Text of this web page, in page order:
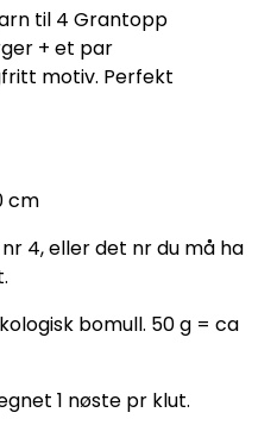
til 4 Grantopp
+ et par
motiv. Perfekt
cm
4, eller det nr du må ha
bomull. 50 g = ca
1 nøste pr klut.